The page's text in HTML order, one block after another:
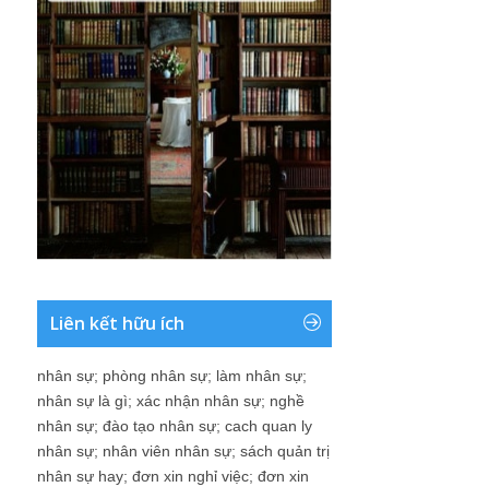
Liên kết hữu ích
nhân sự; phòng nhân sự; làm nhân sự;
nhân sự là gì; xác nhận nhân sự; nghề
nhân sự; đào tạo nhân sự; cach quan ly
nhân sự; nhân viên nhân sự; sách quản trị
nhân sự hay; đơn xin nghỉ việc; đơn xin